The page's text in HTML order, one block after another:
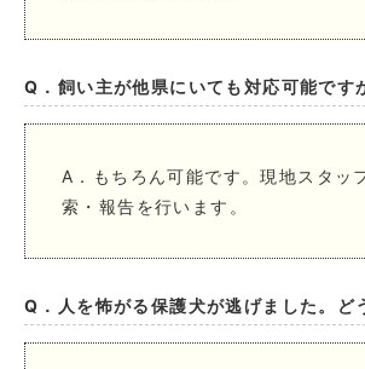
Q．飼い主が他県にいても対応可能です
A．もちろん可能です。現地スタッ
索・報告を行います。
Q．人を怖がる保護犬が逃げました。ど